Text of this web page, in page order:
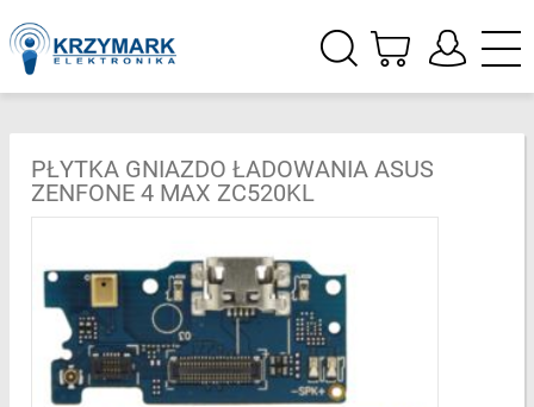
PŁYTKA GNIAZDO ŁADOWANIA ASUS
ZENFONE 4 MAX ZC520KL